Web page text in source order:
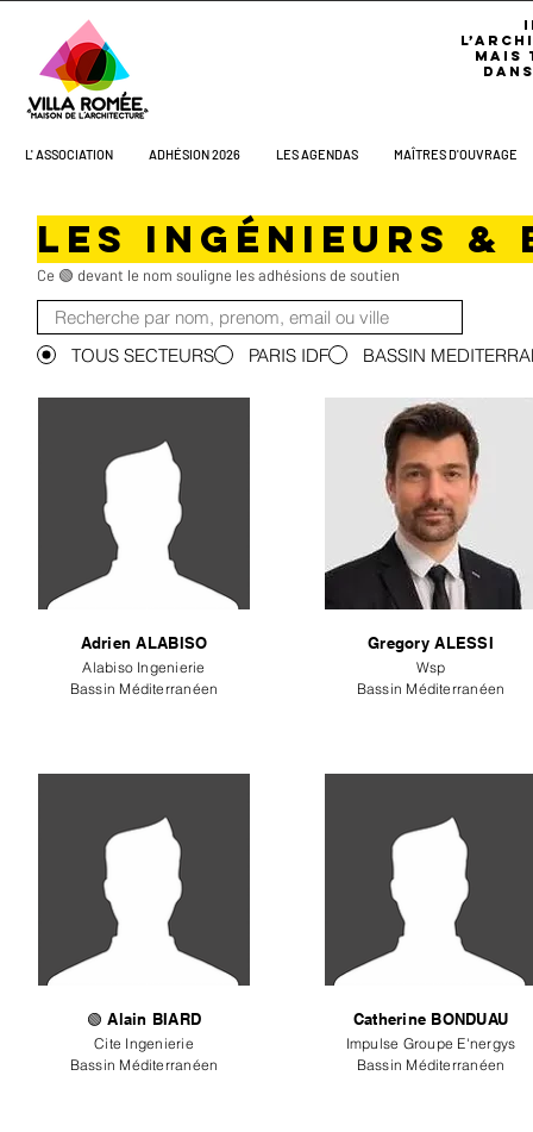
MAIS
L' ASSOCIATION ADHÉSION 2026 LES AGENDAS MAÎTRES D'OUVRAGE
Les Ingénieurs &
Ce 🟢 devant le nom souligne les adhésions de soutien​
TOUS SECTEURS PARIS IDF BASSIN
Adrien ALABISO
Alabiso Ingenierie
Bassin Méditerranéen
🟢 Alain BIARD
Cite Ingenierie
Bassin Méditerranéen
Gregory ALESSI
Wsp
Bassin Méditerranéen
Catherine BONDUAU
Impulse Groupe E'nergys
Bassin Méditerranéen